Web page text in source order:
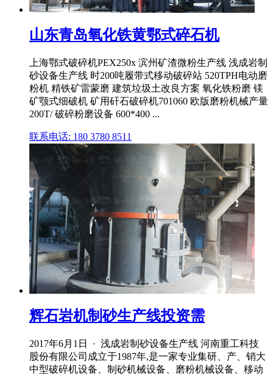
山东青岛氧化铁黄鄂式碎石机
上海鄂式破碎机PEX250x 滨州矿渣微粉生产线 浅成岩制
砂设备生产线 时200吨履带式移动破碎站 520TPH电动磨
粉机 精铁矿雷蒙磨 建筑垃圾土改良方案 氧化铁粉磨 镁
矿颚式细破机 矿用矸石破碎机701060 欧版磨粉机械产量
200T/ 破碎粉磨设备 600*400 ...
联系电话: 180 3780 8511
辉石岩机制砂生产线投资需
2017年6月1日 · 浅成岩制砂设备生产线 河南重工科技
股份有限公司成立于1987年,是一家专业集研、产、销大
中型破碎机设备、制砂机械设备、磨粉机械设备、移动